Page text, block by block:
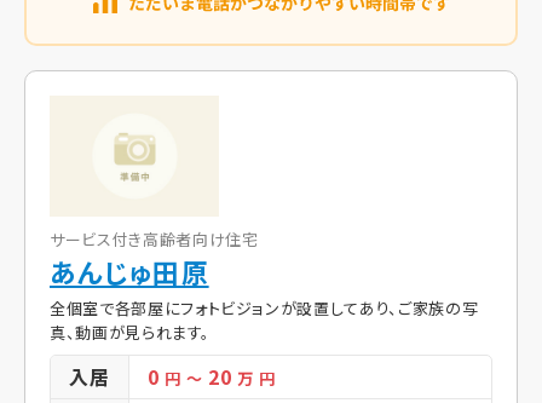
サービス付き高齢者向け住宅
あんじゅ田原
全個室で各部屋にフォトビジョンが設置してあり、ご家族の写
真、動画が見られます。
入居 0 円 ～ 20万 円